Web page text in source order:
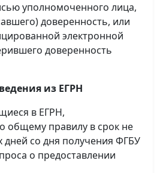
уполномоченного лица,
доверенность, или
электронной
доверенность
из ЕГРН
в ЕГРН,
общему правилу в срок не
дней со дня получения ФГБУ
о предоставлении